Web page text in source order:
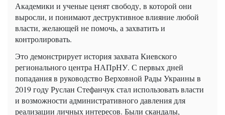
Академики и ученые ценят свободу, в которой они
выросли, и понимают деструктивное влияние любой
власти, желающей не помочь, а захватить и
контролировать.
Это демонстрирует история захвата Киевского
регионального центра НАПрНУ. С первых дней
попадания в руководство Верховной Рады Украины в
2019 году Руслан Стефанчук стал использовать власти
и возможности административного давления для
реализации личных интересов. Были скандалы,